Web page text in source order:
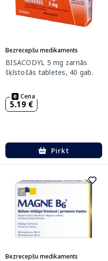
Bezrecepšu medikaments
BISACODYL 5 mg zarnās
šķīstošās tabletes, 40 gab.
Cena
5.19 €
Pirkt
Bezrecepšu medikaments